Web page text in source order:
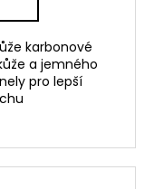
karbonové
a jemného
pro lepší